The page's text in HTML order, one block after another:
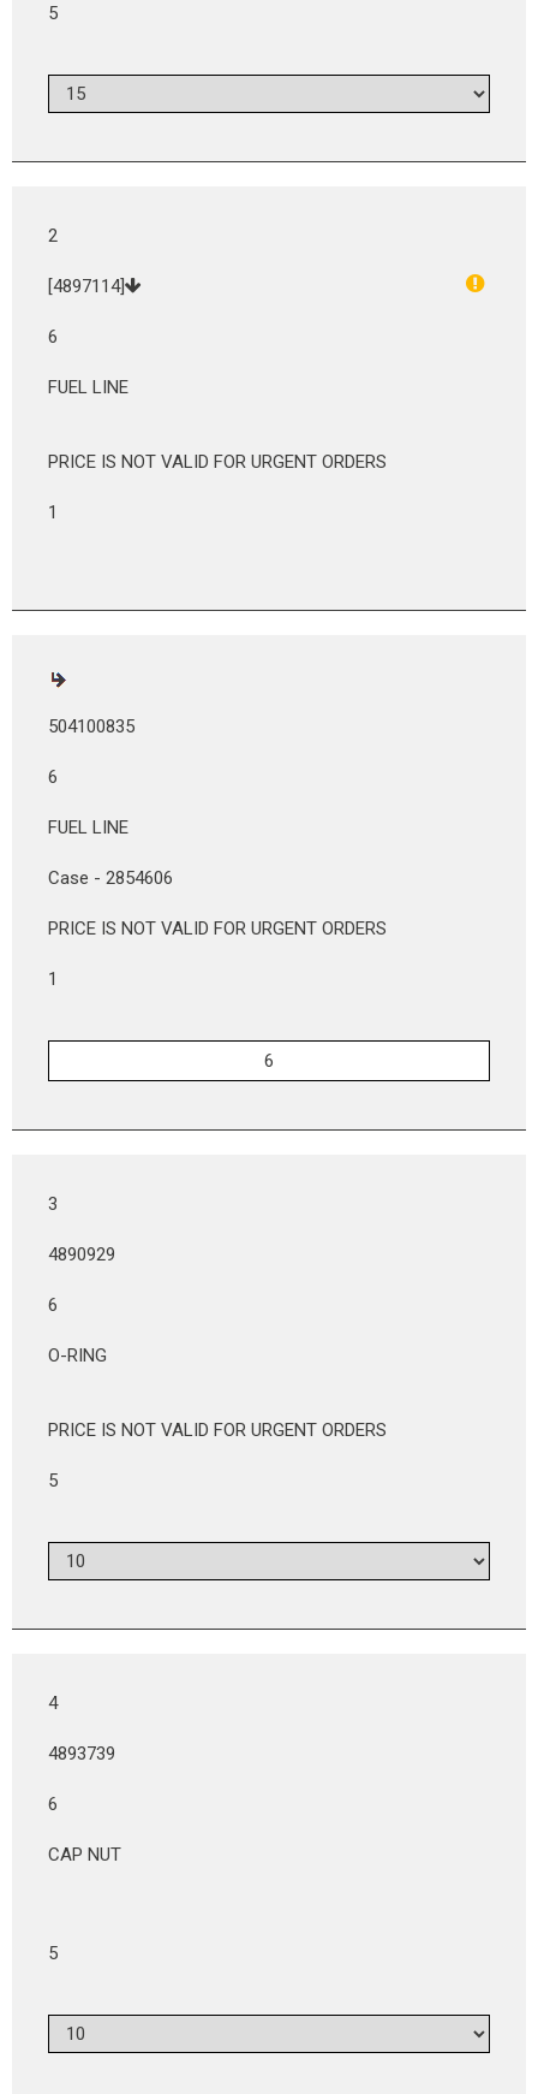
5
2
[4897114]
6
FUEL LINE
PRICE IS NOT VALID FOR URGENT ORDERS
1
504100835
6
FUEL LINE
Case - 2854606
PRICE IS NOT VALID FOR URGENT ORDERS
1
3
4890929
6
O-RING
PRICE IS NOT VALID FOR URGENT ORDERS
5
4
4893739
6
CAP NUT
5